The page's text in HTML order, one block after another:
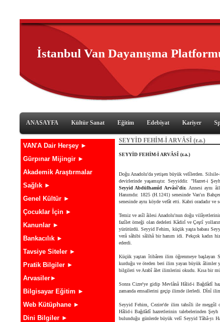
İstanbul Van Dayanışma
ANASAYFA Kültür Sanat Eğitim Edebiyat Kariyer
VAN'A Dair Herşey ►
Gürpınar Mijingir ►
Akademik Araştırmalar
Sağlık ►
Genel Kültür ►
Çocuklar İçin ►
Kanunlar ►
Bankacılık ►
Tavsiye Siteler ►
Pratik Bilgiler ►
Arvasiler►
Bilgisayar Eğitim ►
Web Kütüphane ►
Dini Bilgiler ►
SEYYİD FEHİM-İ ARVÂSÎ (r.a.)
SEYYİD FEHİM-İ ARVÂSÎ (r.a.)
Doğu Anadolu'da yetişen büyük velîlerden.
devirlerinde yaşamıştır. Seyyiddir. "Hazret-i
Seyyid Abdülhamîd Arvâsî'dir. Annesi aynı
Hanımdır. 1825 (H.1241) senesinde Van'ın
senesinde aynı köyde vefât etti. Kabri oradadır ve
Temiz ve asîl âilesi Anadolu'nun doğu
fazîlet örneği olan dedeleri Kâdirî ve Çeştî
yürütürdü. Seyyid Fehim, küçük yaşta babası
verâ sâhibi sâlihâ bir hanım idi. Pekçok kadın
ederdi.
Küçük yaştan îtibâren ilim öğrenmeye başlayan
kurduğu ve öteden beri ilim yayan büyük âlimler
bilgileri ve Arabî âlet ilimlerini okudu. Kısa bir
Sonra Cizre'ye gidip Mevlânâ Hâlid-i Bağdâdî
zamanda emsallerini geçip ilimde ilerledi. Dînî
Seyyid Fehim, Cezire'de ilim tahsîli ile meşgûl
Hâlid-i Bağdâdî hazretlerinin talebelerinden
bulunduğu günlerde büyük velî Seyyid Tâhâ-yı